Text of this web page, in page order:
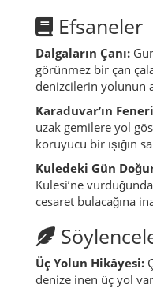
Efsaneler
Dalgaların Çanı:
görünmez bir çan
denizcilerin yolunun
Karaduvar’ın
uzak gemilere yol
koruyucu bir ışığın
Kuledeki Gün
Kulesi’ne
cesaret bulacağına
Üç Yolun Hikâyesi:
denize inen üç yol